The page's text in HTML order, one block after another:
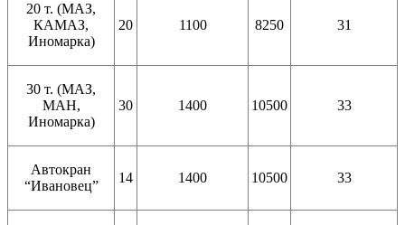
20 т. (МАЗ,
КАМАЗ,
Иномарка)
20 1100 8250 31
30 т. (МАЗ,
МАН,
Иномарка)
30 1400 10500 33
Автокран
“Ивановец”
14 1400 10500 33